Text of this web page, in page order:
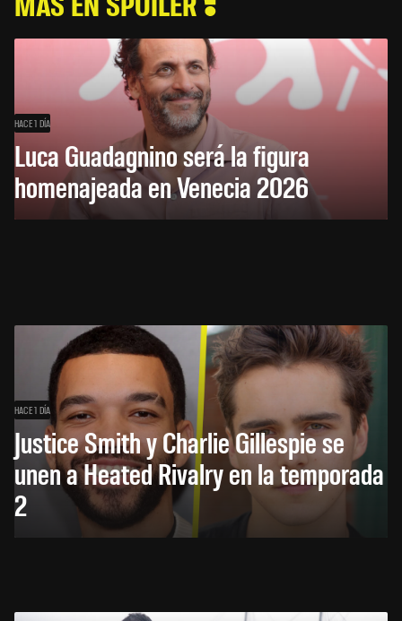
HACE 1 DÍA
Luca Guadagnino será la figura
homenajeada en Venecia 2026
HACE 1 DÍA
Justice Smith y Charlie Gillespie se
unen a Heated Rivalry en la temporada
2